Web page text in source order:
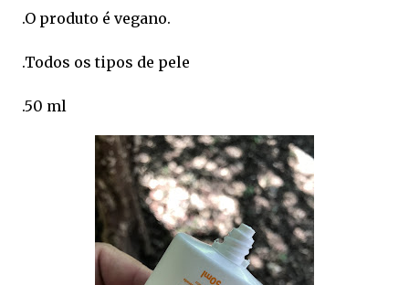
.O produto é vegano.
.Todos os tipos de pele
.50 ml